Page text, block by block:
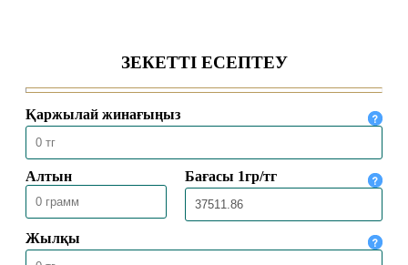
04.08.2026 1903
БАС МҮФТИ ТӨРАЛҚА МӘЖІЛІСІН
ӨТКІЗДІ
31.07.2026